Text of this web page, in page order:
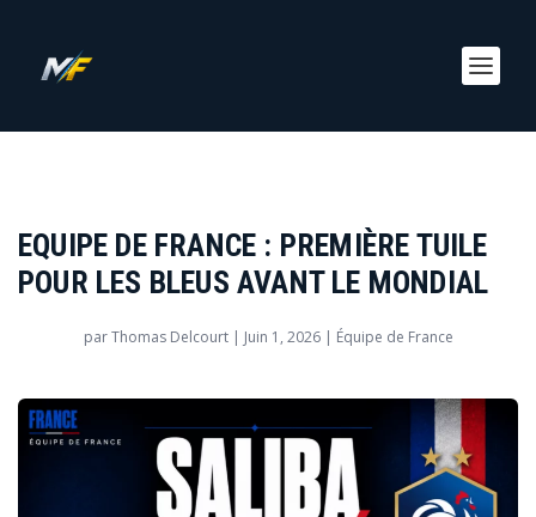
EQUIPE DE FRANCE : PREMIÈRE TUILE
POUR LES BLEUS AVANT LE MONDIAL
parThomas Delcourt| Juin 1, 2026| Équipe de France